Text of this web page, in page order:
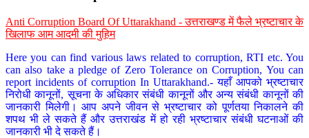
Anti Corruption Board Of Uttarakhand - उत्तराखण्ड में फैले भ्रष्टाचार के
खिलाफ आम आदमी की मुहिम
Here you can find various laws related to corruption, RTI etc. You
can also take a pledge of Zero Tolerance on Corruption, You can
report incidents of corruption In Uttarakhand.- यहाँ आपको भ्रष्टाचार
निरोधी कानूनों, सूचना के अधिकार संबंधी कानूनों और अन्य संबंधी कानूनों की
जानकारी मिलेगी। आप अपने जीवन से भ्रष्टाचार को पूर्णतया निकालने की
शपथ भी ले सकते हैं और उत्तराखंड में हो रही भ्रष्टाचार संबंधी घटनाओं की
जानकारी भी दे सकते हैं।